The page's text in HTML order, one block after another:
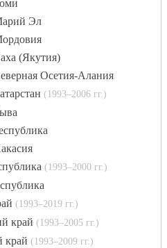
Эл
(Якутия)
Осетия-Алания
(1993–2006 гг.)
(1993–2000 гг.)
(1993–2019 гг.)
край (1993–2005 гг.)
край (1993–2009 гг.)